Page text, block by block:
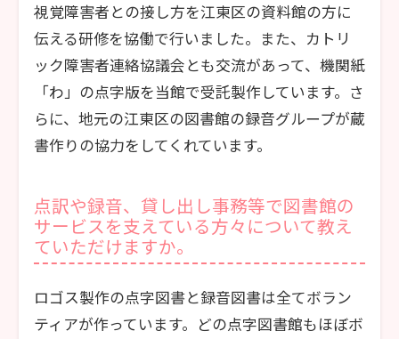
視覚障害者との接し方を江東区の資料館の方に
伝える研修を協働で行いました。また、カトリ
ック障害者連絡協議会とも交流があって、機関紙
「わ」の点字版を当館で受託製作しています。さ
らに、地元の江東区の図書館の録音グループが蔵
書作りの協力をしてくれています。
点訳や録音、貸し出し事務等で図書館の
サービスを支えている方々について教え
ていただけますか。
ロゴス製作の点字図書と録音図書は全てボラン
ティアが作っています。どの点字図書館もほぼボ